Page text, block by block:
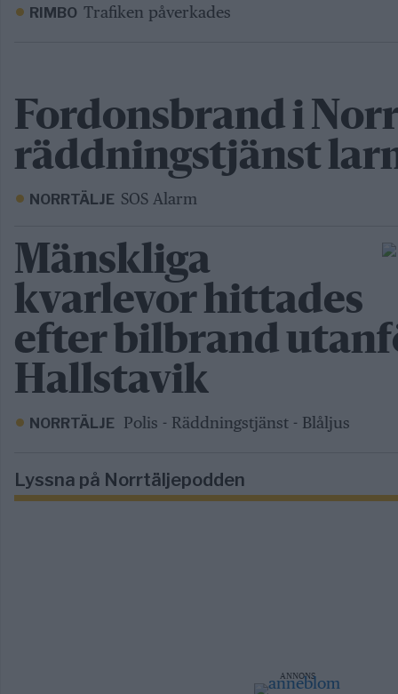
RIMBO Trafiken påverkades
Fordonsbrand i
räddningstjänst
NORRTÄLJE SOS Alarm
Mänskliga
kvarlevor hittades
efter bilbrand
Hallstavik
NORRTÄLJE Polis - Räddningstjänst - Blåljus
Lyssna på Norrtäljepodden
ANNONS